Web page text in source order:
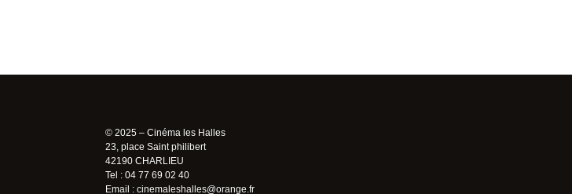
© 2025 – Cinéma les Halles
23, place Saint philibert
42190 CHARLIEU
Tel : 04 77 69 02 40
Email :cinemaleshalles@orange.fr